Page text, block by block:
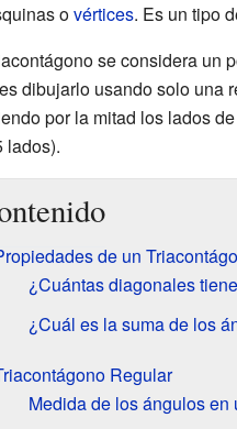
ovértices. Es un tipo
se considera un
dibujarlo usando solo una
por la mitad los lados
lados).
de un
¿Cuántas diagonales
¿Cuál es la suma de los
Regular
Medida de los ángulos